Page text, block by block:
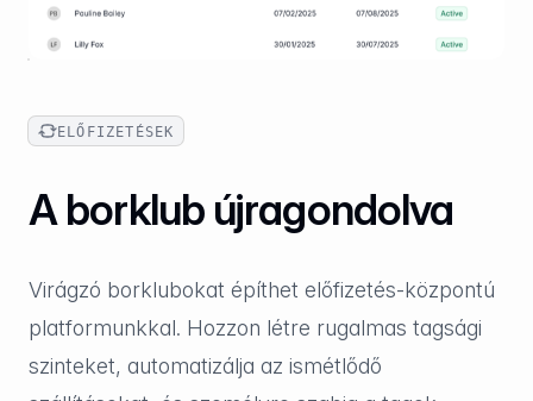
ELŐFIZETÉSEK
A borklub újragondolva
Virágzó borklubokat építhet előfizetés-központú
platformunkkal. Hozzon létre rugalmas tagsági
szinteket, automatizálja az ismétlődő